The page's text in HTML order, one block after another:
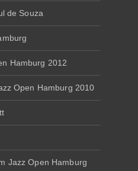
de Souza
Hamburg 2012
Open Hamburg 2010
Jazz Open Hamburg